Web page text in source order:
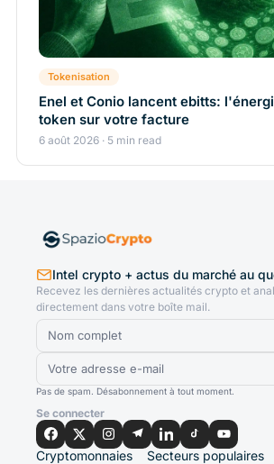
Tokenisation
Enel et Conio lancent ebitts:
token sur votre facture
6 août 2026 · 5 min read
Intel crypto + actus du marché au
Recevez les dernières actualités crypto et
directement dans votre boîte mail.
Pas de spam. Désabonnement à tout moment.
Se connecter
Cryptomonnaies Secteurs populaires